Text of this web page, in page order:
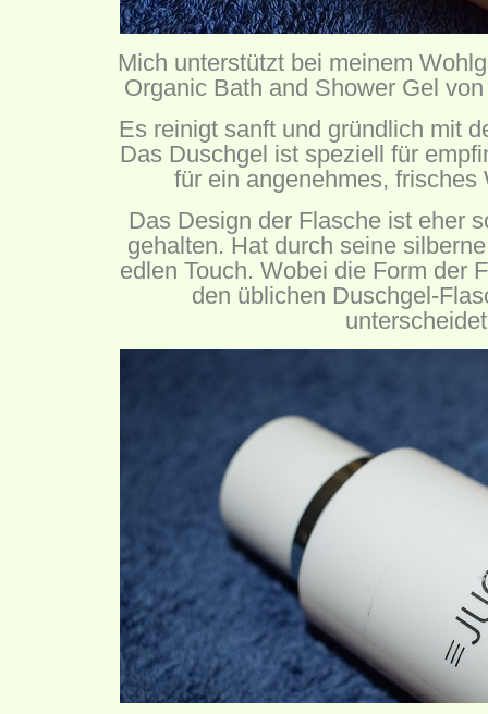
Mich unterstützt bei meinem
Organic Bath and Shower Gel
Es reinigt sanft und gründlich mit
Das Duschgel ist speziell für
für ein angenehmes, frisches
Das Design der Flasche ist eher
gehalten. Hat durch seine
edlen Touch. Wobei die Form der
den üblichen Duschgel-